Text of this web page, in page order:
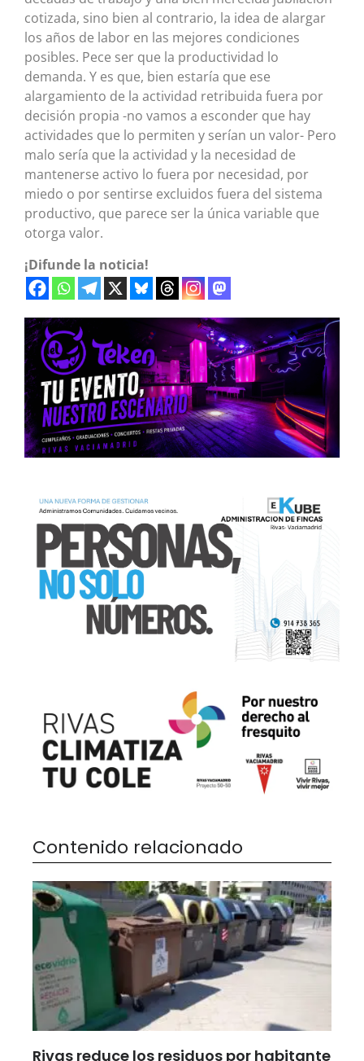
cotizada, sino bien al contrario, la idea de alargar
los años de labor en las mejores condiciones
posibles. Pece ser que la productividad lo
demanda. Y es que, bien estaría que ese
alargamiento de la actividad retribuida fuera por
decisión propia -no vamos a esconder que hay
actividades que lo permiten y serían un valor- Pero
malo sería que la actividad y la necesidad de
mantenerse activo lo fuera por necesidad, por
miedo o por sentirse excluidos fuera del sistema
productivo, que parece ser la única variable que
otorga valor.
¡Difunde la noticia!
Contenido relacionado
Rivas reduce los residuos por habitante